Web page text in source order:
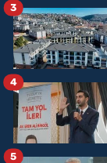
3
4
5